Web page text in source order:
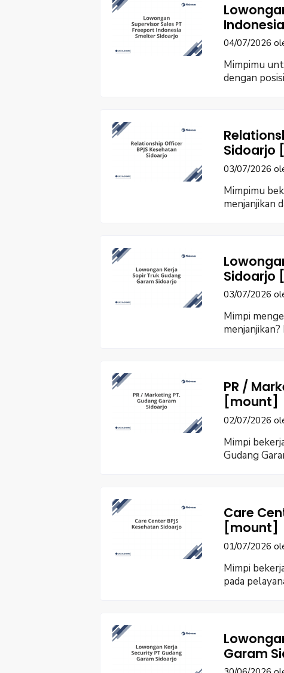
04/07/2026
Mimpimu
dengan
Sidoarjo
03/07/2026
Mimpimu
menjanjikan
Sidoarjo
03/07/2026
Mimpi
PR /
[mount]
02/07/2026
Mimpi
Gudang
Care
[mount]
01/07/2026
Mimpi
pada
Garam